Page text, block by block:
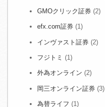
GMOクリック証券 (2)
efx.com証券 (1)
インヴァスト証券 (2)
フジトミ (1)
外為オンライン (2)
岡三オンライン証券 (3)
為替ライフ (1)